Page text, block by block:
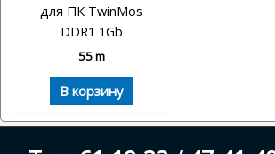
для ПК TwinMos
DDR1 1Gb
55m
В корзину